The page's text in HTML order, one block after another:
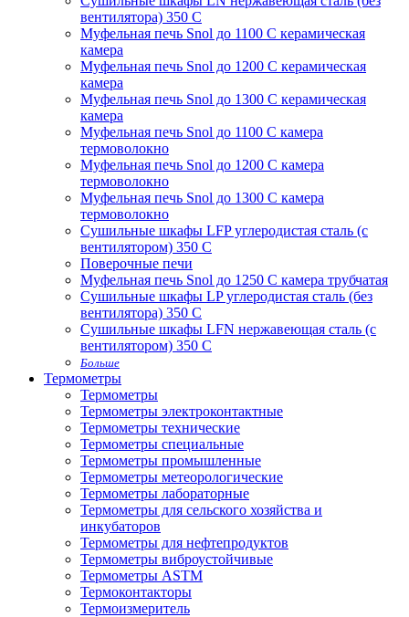
вентилятора) 350 С
Муфельная печь Snol до 1100 С керамическая
камера
Муфельная печь Snol до 1200 С керамическая
камера
Муфельная печь Snol до 1300 С керамическая
камера
Муфельная печь Snol до 1100 С камера
термоволокно
Муфельная печь Snol до 1200 С камера
термоволокно
Муфельная печь Snol до 1300 С камера
термоволокно
Сушильные шкафы LFP углеродистая сталь (с
вентилятором) 350 С
Поверочные печи
Муфельная печь Snol до 1250 С камера трубчатая
Сушильные шкафы LP углеродистая сталь (без
вентилятора) 350 С
Сушильные шкафы LFN нержавеющая сталь (с
вентилятором) 350 С
Больше
Термометры
Термометры
Термометры электроконтактные
Термометры технические
Термометры специальные
Термометры промышленные
Термометры метеорологические
Термометры лабораторные
Термометры для сельского хозяйства и
инкубаторов
Термометры для нефтепродуктов
Термометры виброустойчивые
Термометры ASTM
Термоконтакторы
Термоизмеритель